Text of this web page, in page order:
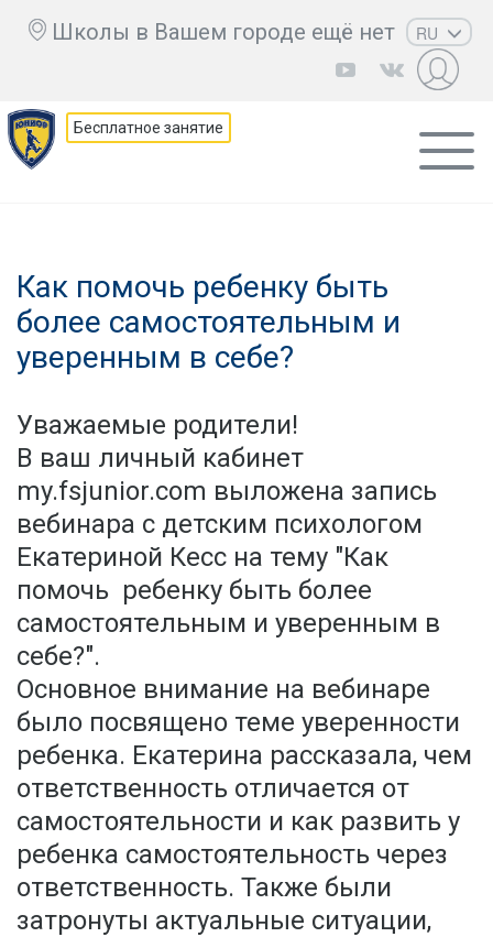
Школы в Вашем городе ещё нет
RU
EN
KZ
AZ
Бесплатное занятие
Как помочь ребенку быть
более самостоятельным и
уверенным в себе?
Уважаемые родители!
В ваш личный кабинет
my.fsjunior.com выложена запись
вебинара с детским психологом
Екатериной Кесс на тему "Как
помочь ребенку быть более
самостоятельным и уверенным в
себе?".
Основное внимание на вебинаре
было посвящено теме уверенности
ребенка. Екатерина рассказала, чем
ответственность отличается от
самостоятельности и как развить у
ребенка самостоятельность через
ответственность. Также были
затронуты актуальные ситуации,